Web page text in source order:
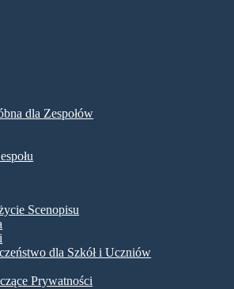
dla Zespołów
Scenopisu
dla Szkół i Uczniów
Prywatności